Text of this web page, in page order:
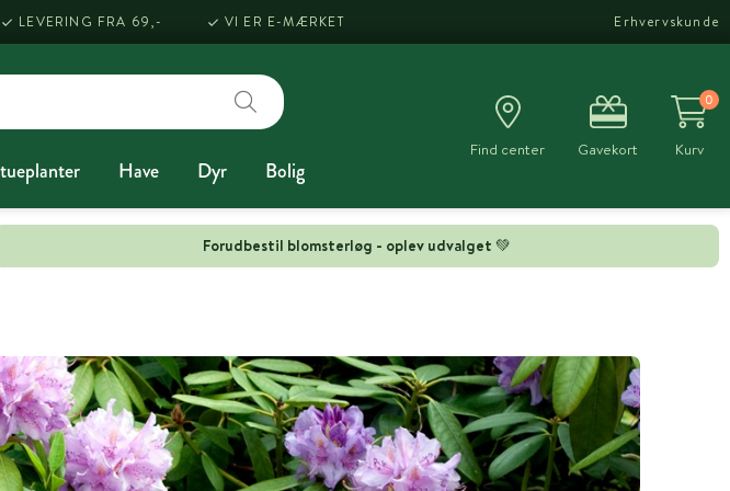
Forudbestil blomsterløg - oplev udvalget 💚
LEVERING FRA 69,- VI ER E-MÆRKET Erhvervskunde
Have Dyr Bolig
Find center Gavekort
0
Kurv